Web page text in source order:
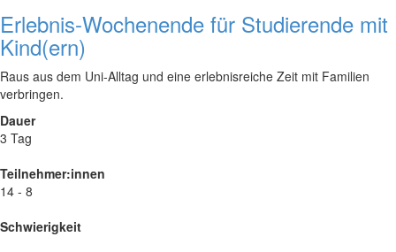
Erlebnis-Wochenende für Studierende mit
Kind(ern)
Raus aus dem Uni-Alltag und eine erlebnisreiche Zeit mit Familien
verbringen.
Dauer
3 Tag
Teilnehmer:innen
14 - 8
Schwierigkeit